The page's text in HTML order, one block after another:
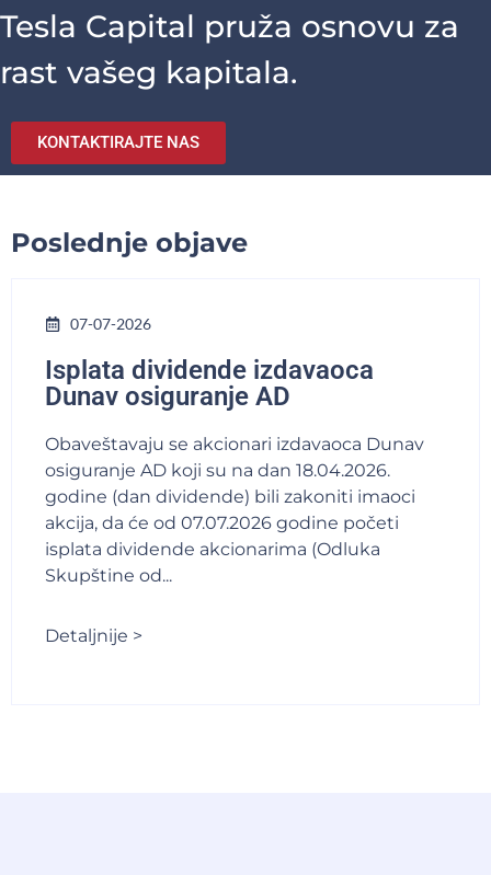
Tesla Capital pruža osnovu za
rast vašeg kapitala.
KONTAKTIRAJTE NAS
Poslednje objave
07-07-2026
Isplata dividende izdavaoca
Dunav osiguranje AD
Obaveštavaju se akcionari izdavaoca Dunav
osiguranje AD koji su na dan 18.04.2026.
godine (dan dividende) bili zakoniti imaoci
akcija, da će od 07.07.2026 godine početi
isplata dividende akcionarima (Odluka
Skupštine od...
Detaljnije >